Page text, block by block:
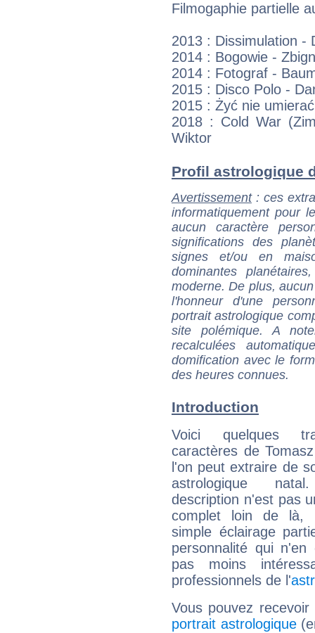
Filmogaphie partielle
2013 : Dissimulation -
2014 : Bogowie -
2014 : Fotograf -
2015 : Disco Polo -
2015 : Żyć nie
2018 : Cold War
Wiktor
Profil astrologique
Avertissement: ces
informatiquement pour
aucun caractère
significations des
signes et/ou en
dominantes
moderne. De plus,
l'honneur d'une
portrait astrologique
site polémique. A
recalculées
domification avec le
des heures connues.
Introduction
Voici quelques
caractères de
l'on peut extraire de
astrologique
description n'est pas
complet loin de là,
simple éclairage
personnalité qui n'en
pas moins
professionnels de l'
Vous pouvez
portrait astrologique